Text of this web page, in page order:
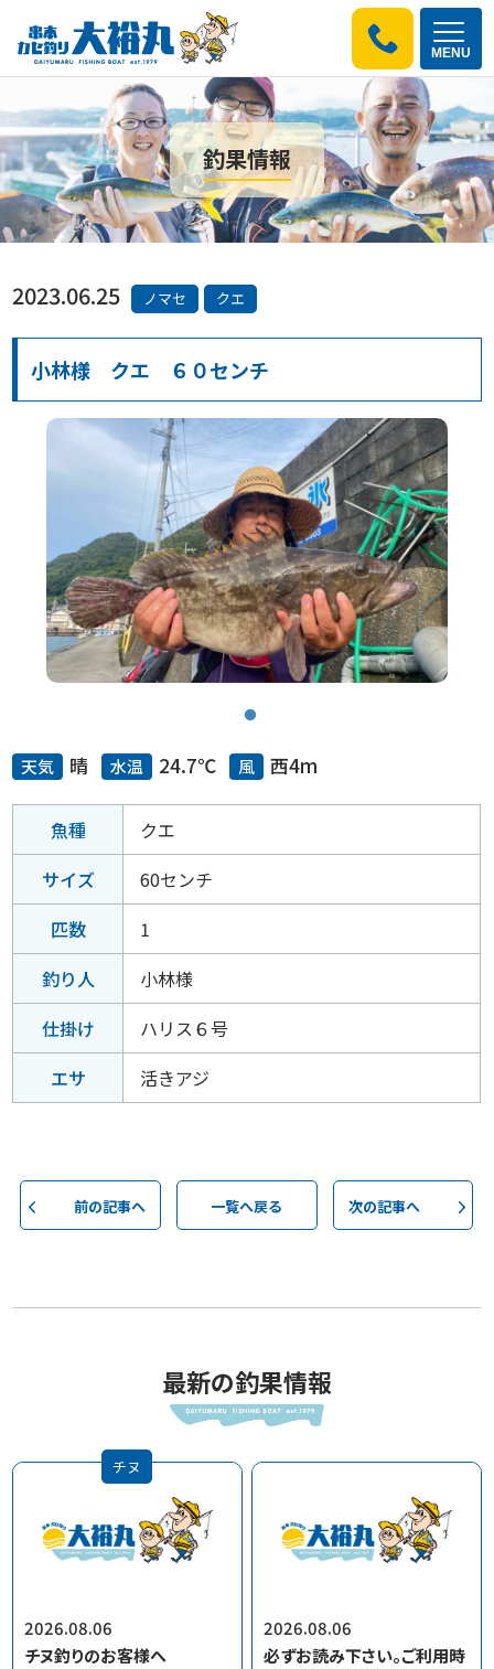
MENU
釣果情報
2023.06.25 ノマセ クエ
小林様 クエ ６０センチ
天気 晴 水温 24.7℃ 風 西4m
魚種
クエ
サイズ
60センチ
匹数
1
釣り人
小林様
仕掛け
ハリス６号
エサ
活きアジ
前の記事へ 一覧へ戻る 次の記事へ
最新の釣果情報
2026.08.06
チヌ釣りのお客様へ
チヌ
2026.08.06
必ずお読み下さい。ご利用時